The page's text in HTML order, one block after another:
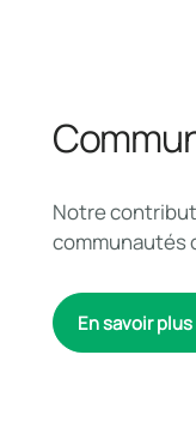
Notre
communautés
En savoir plus